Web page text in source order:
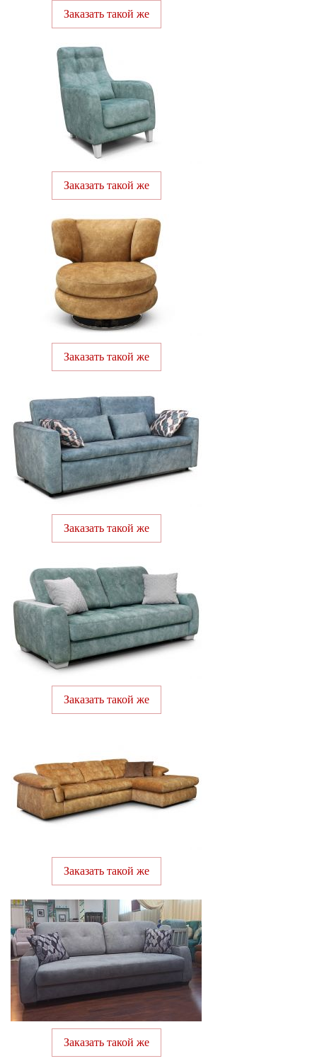
Заказать такой же
Заказать такой же
Заказать такой же
Заказать такой же
Заказать такой же
Заказать такой же
Заказать такой же